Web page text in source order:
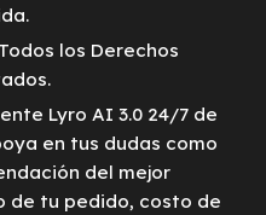
los Derechos
Lyro AI 3.0 24/7 de
en tus dudas como
del mejor
de tu pedido, costo de